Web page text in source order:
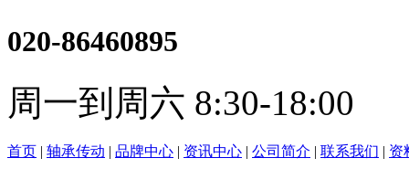
020-86460895
周一到周六 8:30-18:00
首页 | 轴承传动 | 品牌中心 | 资讯中心 | 公司简介 | 联系我们 | 资